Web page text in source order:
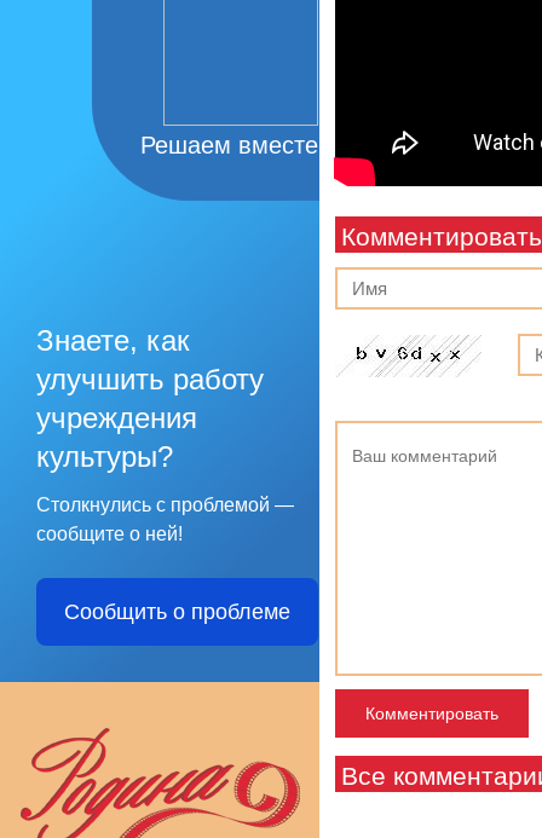
Решаем вместе
Знаете, как
улучшить работу
учреждения
культуры?
Столкнулись с проблемой —
сообщите о ней!
Сообщить о проблеме
Комментировать
Все